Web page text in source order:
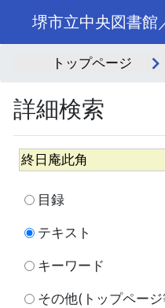
堺市立中央図書館
トップページ
詳細検索
目録
テキスト
キーワード
その他(トップペー